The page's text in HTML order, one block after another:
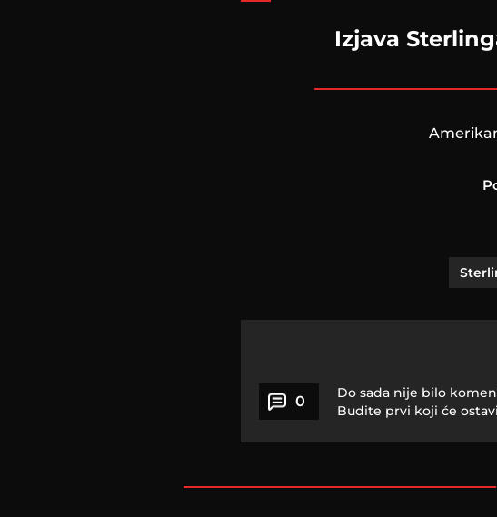
Izjava
0
Do sada nije bilo
Budite prvi koji će